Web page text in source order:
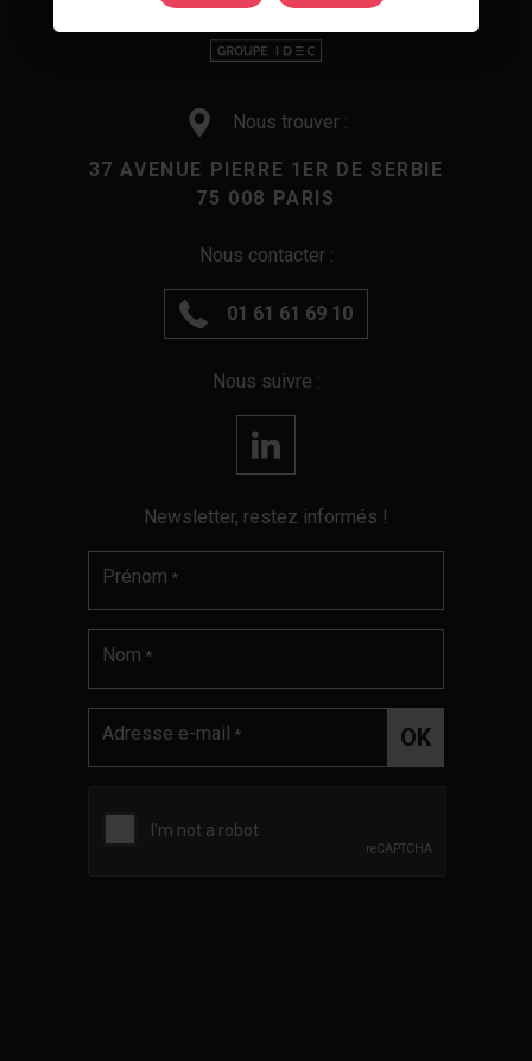
Nous trouver :
37 AVENUE PIERRE 1ER DE SERBIE
75 008 PARIS
Nous contacter :
01 61 61 69 10
Nous suivre :
Newsletter, restez informés !
Prénom *
Nom *
Adresse e-mail *